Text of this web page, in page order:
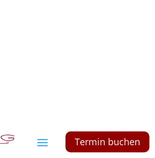
Termin buchen